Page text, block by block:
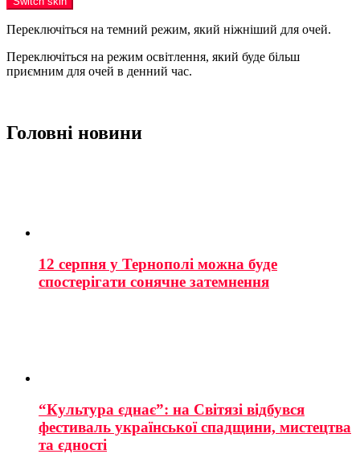
Переключіться на темний режим, який ніжніший для очей.
Переключіться на режим освітлення, який буде більш
приємним для очей в денний час.
Головні новини
12 серпня у Тернополі можна буде
спостерігати сонячне затемнення
“Культура єднає”: на Світязі відбувся
фестиваль української спадщини, мистецтва
та єдності